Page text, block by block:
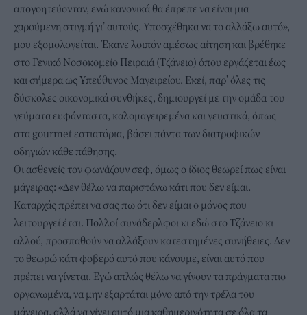
απογοητεύονταν, ενώ κανονικά θα έπρεπε να είναι μια
χαρούμενη στιγμή γι’ αυτούς. Υποσχέθηκα να το αλλάξω αυτό»,
μου εξομολογείται. Έκανε λοιπόν αμέσως αίτηση και βρέθηκε
στο Γενικό Νοσοκομείο Πειραιά (Τζάνειο) όπου εργάζεται έως
και σήμερα ως Υπεύθυνος Μαγειρείου. Εκεί, παρ’ όλες τις
δύσκολες οικονομικά συνθήκες, δημιουργεί με την ομάδα του
γεύματα ευφάνταστα, καλομαγειρεμένα και γευστικά, όπως
στα gourmet εστιατόρια, βάσει πάντα των διατροφικών
οδηγιών κάθε πάθησης.
Οι ασθενείς τον φωνάζουν σεφ, όμως ο ίδιος θεωρεί πως είναι
μάγειρας: «Δεν θέλω να παριστάνω κάτι που δεν είμαι.
Καταρχάς πρέπει να σας πω ότι δεν είμαι ο μόνος που
λειτουργεί έτσι. Πολλοί συνάδερλφοι κι εδώ στο Τζάνειο κι
αλλού, προσπαθούν να αλλάξουν κατεστημένες συνήθειες. Δεν
το θεωρώ κάτι φοβερό αυτό που κάνουμε, είναι αυτό που
πρέπει να γίνεται. Εγώ απλώς θέλω να γίνουν τα πράγματα πιο
οργανωμένα, να μην εξαρτάται μόνο από την τρέλα του
μάγειρα, αλλά να γίνει αυτό μια καθημερινότητα σε όλα τα